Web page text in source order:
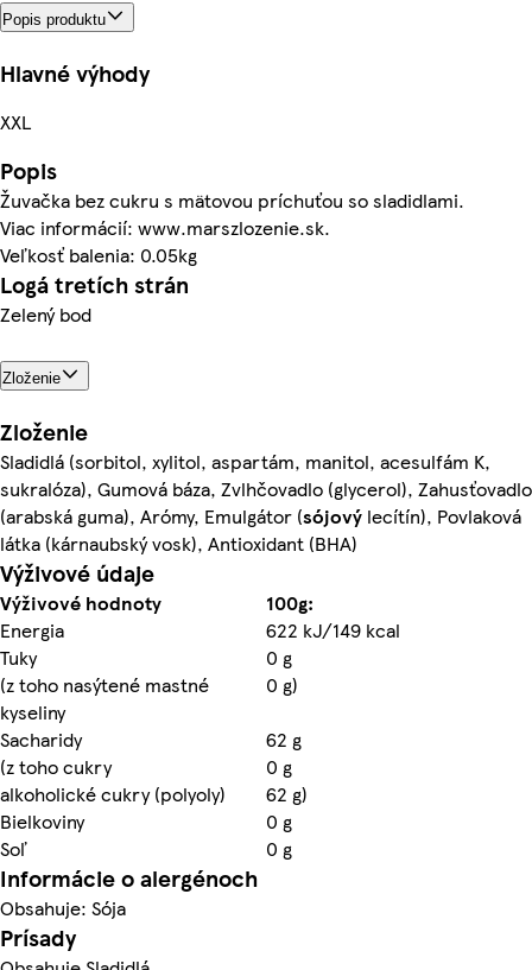
Popis produktu
Hlavné výhody
XXL
Popis
Žuvačka bez cukru s mätovou príchuťou so sladidlami.
Viac informácií: www.marszlozenie.sk.
Veľkosť balenia: 0.05kg
Logá tretích strán
Zelený bod
Zloženie
Zloženie
Sladidlá (sorbitol, xylitol, aspartám, manitol, acesulfám K,
sukralóza), Gumová báza, Zvlhčovadlo (glycerol), Zahusťovadlo
(arabská guma), Arómy, Emulgátor (sójový lecítín), Povlaková
látka (kárnaubský vosk), Antioxidant (BHA)
Výživové údaje
Výživové hodnoty
100g:
Energia
622 kJ/149 kcal
Tuky
0 g
(z toho nasýtené mastné
kyseliny
0 g)
Sacharidy
62 g
(z toho cukry
0 g
alkoholické cukry (polyoly)
62 g)
Bielkoviny
0 g
Soľ
0 g
Informácie o alergénoch
Obsahuje: Sója
Prísady